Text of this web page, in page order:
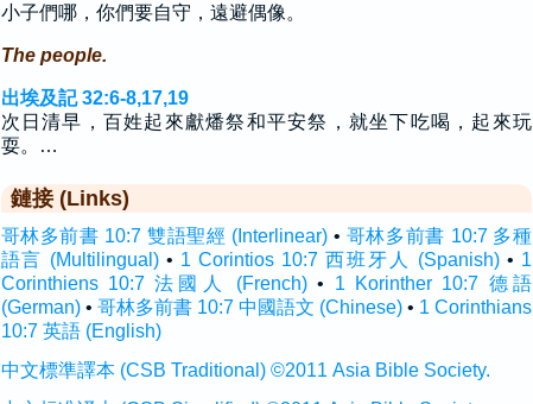
小子們哪，你們要自守，遠避偶像。
The people.
出埃及記 32:6-8,17,19
次日清早，百姓起來獻燔祭和平安祭，就坐下吃喝，起來玩
耍。…
鏈接 (Links)
哥林多前書 10:7 雙語聖經 (Interlinear) • 哥林多前書 10:7 多種
語言 (Multilingual) • 1 Corintios 10:7 西班牙人 (Spanish) • 1
Corinthiens 10:7 法國人 (French) • 1 Korinther 10:7 德語
(German)• 哥林多前書 10:7 中國語文 (Chinese)• 1 Corinthians
10:7 英語 (English)
中文標準譯本 (CSB Traditional) ©2011 Asia Bible Society.